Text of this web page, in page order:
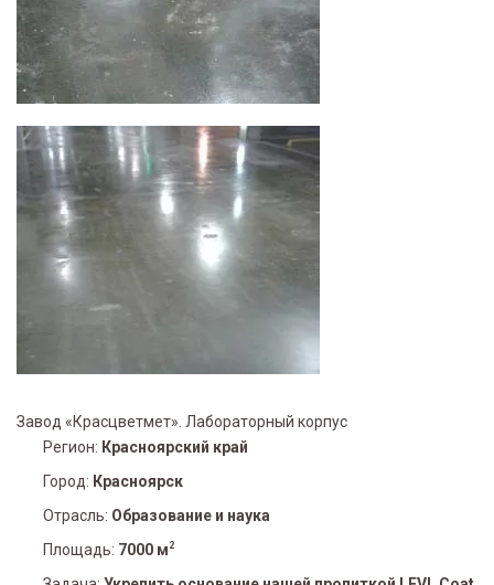
Завод «Красцветмет». Лабораторный корпус
Регион: Красноярский край
Город: Красноярск
Отрасль: Образование и наука
Площадь: 7000 м 2